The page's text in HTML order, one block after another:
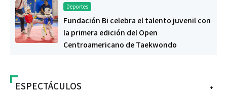
Deportes
Fundación Bi celebra el talento juvenil con
la primera edición del Open
Centroamericano de Taekwondo
+
ESPECTÁCULOS